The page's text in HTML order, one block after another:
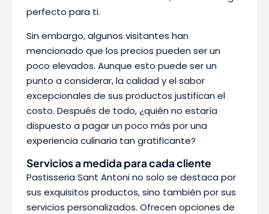
perfecto para ti.
Sin embargo, algunos visitantes han
mencionado que los precios pueden ser un
poco elevados. Aunque esto puede ser un
punto a considerar, la calidad y el sabor
excepcionales de sus productos justifican el
costo. Después de todo, ¿quién no estaría
dispuesto a pagar un poco más por una
experiencia culinaria tan gratificante?
Servicios a medida para cada cliente
Pastisseria Sant Antoni no solo se destaca por
sus exquisitos productos, sino también por sus
servicios personalizados. Ofrecen opciones de